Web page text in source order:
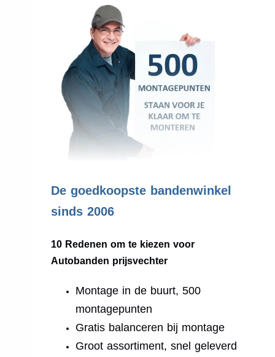
De goedkoopste bandenwinkel
sinds 2006
10 Redenen om te kiezen voor
Autobanden prijsvechter
Montage in de buurt, 500
montagepunten
Gratis balanceren bij montage
Groot assortiment, snel geleverd